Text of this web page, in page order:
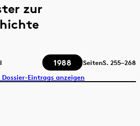
zur
1988 SeitenS. 255–268
Eintrags anzeigen